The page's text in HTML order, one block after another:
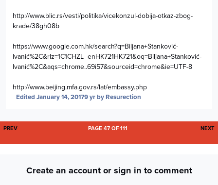
http://www.blic.rs/vesti/politika/vicekonzul-dobija-otkaz-zbog-
krade/38gh08b
https://www.google.com.hk/search?q=Biljana+Stanković-
Ivanić%2C&rlz=1C1CHZL_enHK721HK721&oq=Biljana+Stanković-
Ivanić%2C&aqs=chrome..69i57&sourceid=chrome&ie=UTF-8
http://www.beijing.mfa.gov.rs/lat/embassy.php
Edited January 14, 20179 yrby Resurection
FIRST PAGE
PREV NEXT
PAGE 47 OF 111
Create an account or sign in to comment